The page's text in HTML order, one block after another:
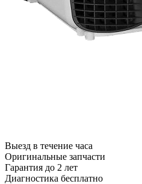
Выезд в течение часа
Оригинальные запчасти
Гарантия до 2 лет
Диагностика бесплатно